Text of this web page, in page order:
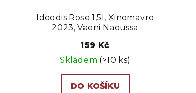
Ideodis Rose 1,5l, Xinomavro
2023, Vaeni Naoussa
159 Kč
Skladem (>10 ks)
DO KOŠÍKU